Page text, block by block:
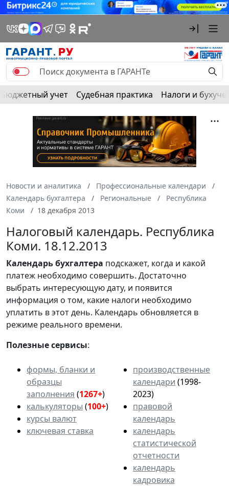
Бюджетный учет Судебная практика Налоги и
Новости и аналитика
Профессиональные календари
Календарь бухгалтера
Региональные
Республика
Коми
18 декабря 2013
Налоговый календарь. Республика
Коми. 18.12.2013
Календарьбухгалтера подскажет, когда и какой
платеж необходимо совершить. Достаточно
выбрать интересующую дату, и появится
информация о том, какие налоги необходимо
уплатить в этот день. Календарь обновляется в
режиме реального времени.
Полезные сервисы:
формы, бланки и
образцы
заполнения (1267+)
калькуляторы (100+)
курсы валют
ключевая ставка
производственные
календари (1998-
2023)
правовой
календарь
календарь
статистической
отчетности
календарь
кадровика